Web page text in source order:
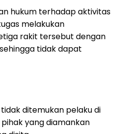
hukum terhadap aktivitas
melakukan
rakit tersebut dengan
tidak dapat
ditemukan pelaku di
yang diamankan